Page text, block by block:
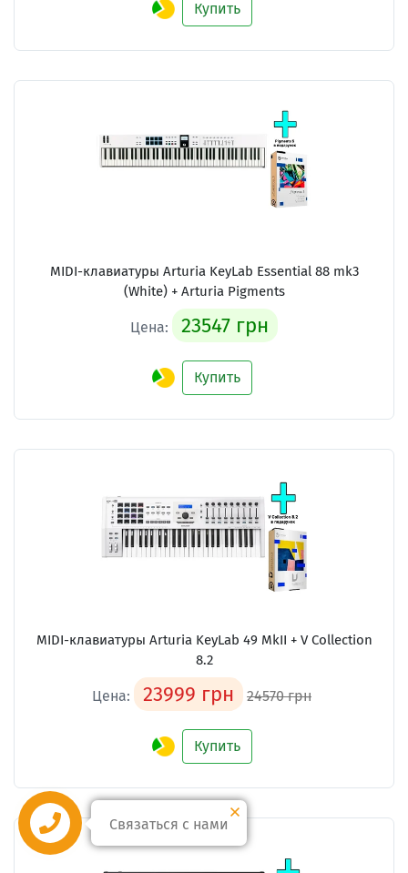
Купить
MIDI-клавиатуры Arturia KeyLab Essential 88 mk3
(White) + Arturia Pigments
Цена: 23547 грн
Купить
MIDI-клавиатуры Arturia KeyLab 49 MkII + V Collection
8.2
Цена: 23999 грн 24570 грн
Купить
Связаться с нами